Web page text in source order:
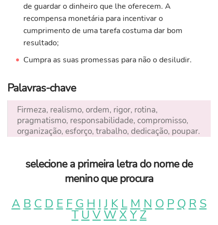
de guardar o dinheiro que lhe oferecem. A
recompensa monetária para incentivar o
cumprimento de uma tarefa costuma dar bom
resultado;
Cumpra as suas promessas para não o desiludir.
Palavras-chave
Firmeza, realismo, ordem, rigor, rotina,
pragmatismo, responsabilidade, compromisso,
organização, esforço, trabalho, dedicação, poupar.
selecione a primeira letra do nome de
menino que procura
A B C D E F G H I J K L M N O P Q R S
TUVW XYZ